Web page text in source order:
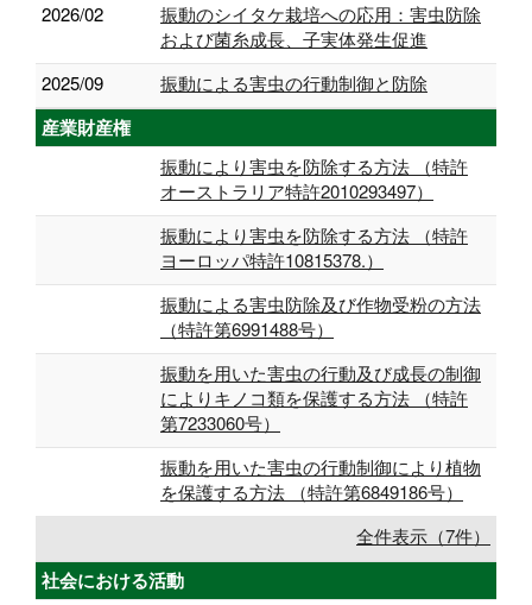
2026/02
振動のシイタケ栽培への応用：害虫防除
および菌糸成長、子実体発生促進
2025/09
振動による害虫の行動制御と防除
産業財産権
振動により害虫を防除する方法 （特許
オーストラリア特許2010293497）
振動により害虫を防除する方法 （特許
ヨーロッパ特許10815378.）
振動による害虫防除及び作物受粉の方法
（特許第6991488号）
振動を用いた害虫の行動及び成長の制御
によりキノコ類を保護する方法 （特許
第7233060号）
振動を用いた害虫の行動制御により植物
を保護する方法 （特許第6849186号）
全件表示（7件）
社会における活動